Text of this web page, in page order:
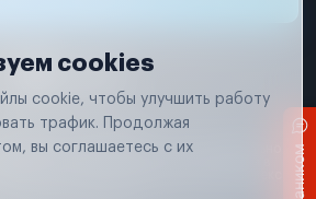
использования
на сайте, носит исключительно
статьи 437 (п. 2) Гражданского кодекса
cookies
cookie, чтобы улучшить работу
трафик. Продолжая
вы соглашаетесь с их